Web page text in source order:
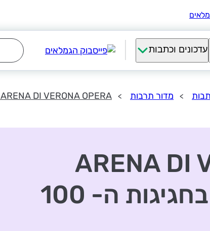
עדכונים וכתבות
מדור תרבות ARENA DI VERONA OPERA בחגיגות ה- 100
ARENA DI